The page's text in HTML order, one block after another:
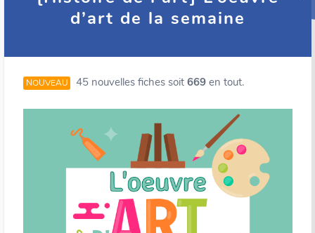
d’art de la semaine
NOUVEAU 45 nouvelles fiches soit 669en tout.